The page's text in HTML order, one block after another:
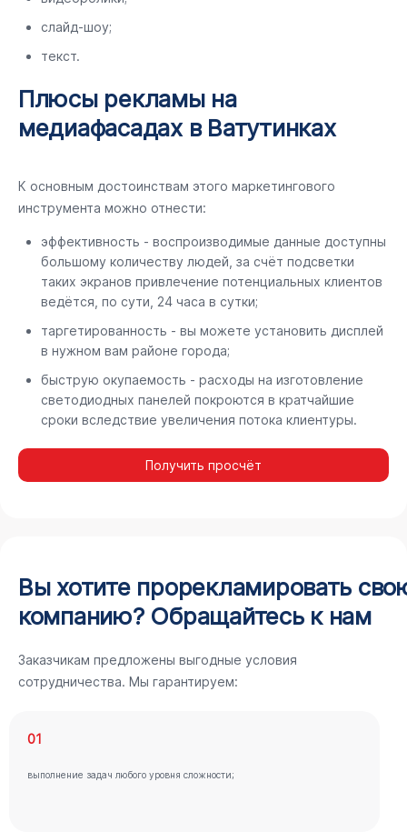
слайд-шоу;
текст.
Плюсы рекламы на
медиафасадах в Ватутинках
К основным достоинствам этого маркетингового
инструмента можно отнести:
эффективность - воспроизводимые данные доступны
большому количеству людей, за счёт подсветки
таких экранов привлечение потенциальных клиентов
ведётся, по сути, 24 часа в сутки;
таргетированность - вы можете установить дисплей
в нужном вам районе города;
быструю окупаемость - расходы на изготовление
светодиодных панелей покроются в кратчайшие
сроки вследствие увеличения потока клиентуры.
Получить просчёт
Вы хотите прорекламировать
компанию? Обращайтесь к нам
Заказчикам предложены выгодные условия
сотрудничества. Мы гарантируем:
01
выполнение задач любого уровня сложности;